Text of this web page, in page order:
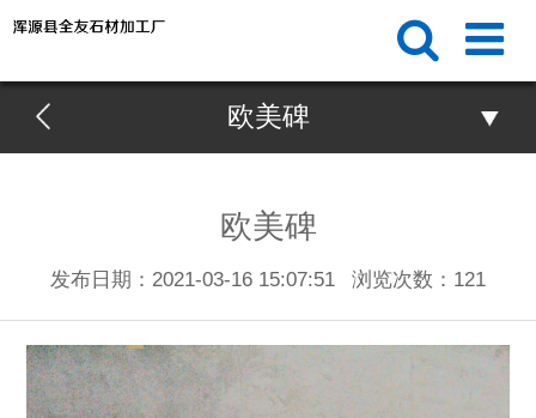
欧美碑
欧美碑
发布日期：2021-03-16 15:07:51 浏览次数： 121